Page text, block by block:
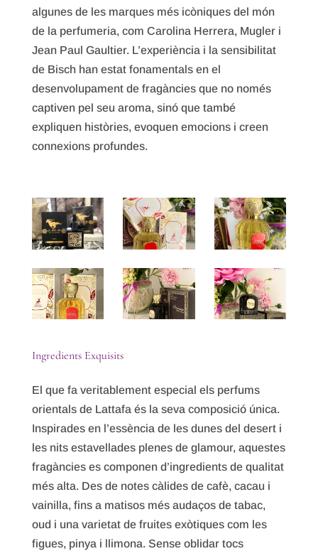
algunes de les marques més icòniques del món
de la perfumeria, com Carolina Herrera, Mugler i
Jean Paul Gaultier. L’experiència i la sensibilitat
de Bisch han estat fonamentals en el
desenvolupament de fragàncies que no només
captiven pel seu aroma, sinó que també
expliquen històries, evoquen emocions i creen
connexions profundes.
Ingredients Exquisits
El que fa veritablement especial els perfums
orientals de Lattafa és la seva composició única.
Inspirades en l’essència de les dunes del desert i
les nits estavellades plenes de glamour, aquestes
fragàncies es componen d’ingredients de qualitat
més alta. Des de notes càlides de cafè, cacau i
vainilla, fins a matisos més audaços de tabac,
oud i una varietat de fruites exòtiques com les
figues, pinya i llimona. Sense oblidar tocs